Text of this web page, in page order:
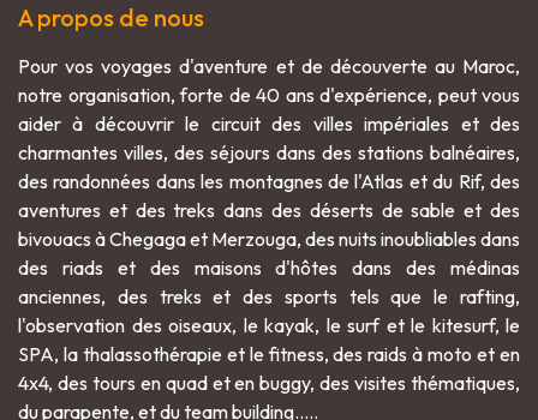
A propos de nous
Pour vos voyages d'aventure et de découverte au Maroc,
notre organisation, forte de 40 ans d'expérience, peut vous
aider à découvrir le circuit des villes impériales et des
charmantes villes, des séjours dans des stations balnéaires,
des randonnées dans les montagnes de l'Atlas et du Rif, des
aventures et des treks dans des déserts de sable et des
bivouacs à Chegaga et Merzouga, des nuits inoubliables dans
des riads et des maisons d'hôtes dans des médinas
anciennes, des treks et des sports tels que le rafting,
l'observation des oiseaux, le kayak, le surf et le kitesurf, le
SPA, la thalassothérapie et le fitness, des raids à moto et en
4x4, des tours en quad et en buggy, des visites thématiques,
du parapente, et du team building.....